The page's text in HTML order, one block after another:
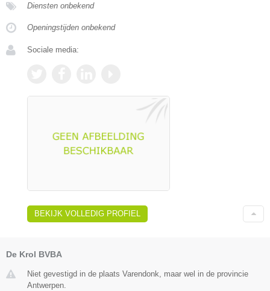
Diensten onbekend
Openingstijden onbekend
Sociale media:
BEKIJK VOLLEDIG PROFIEL
De Krol BVBA
Niet gevestigd in de plaats Varendonk, maar wel in de provincie
Antwerpen.